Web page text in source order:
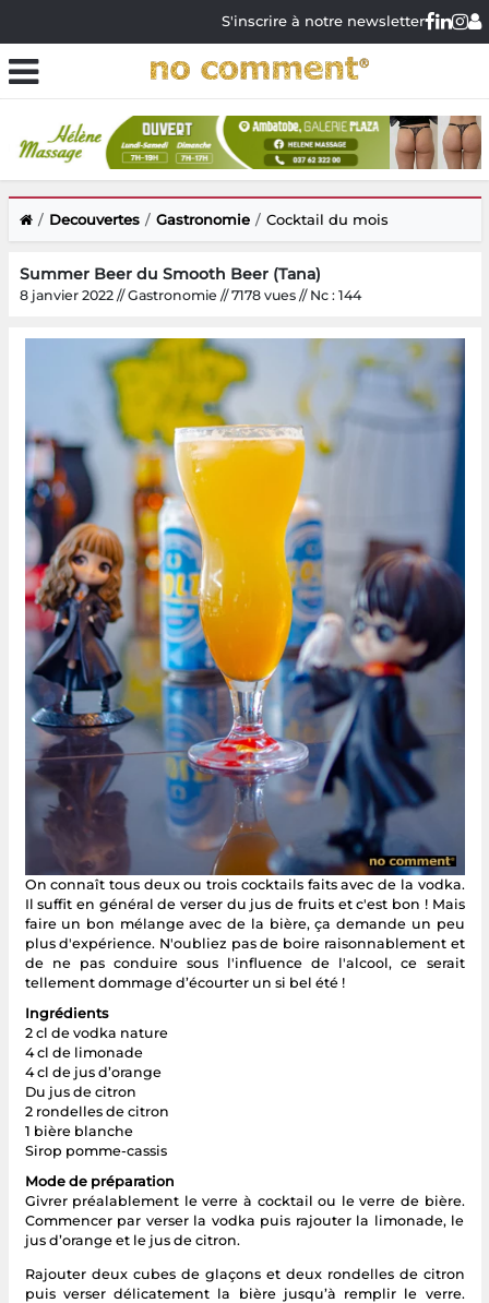
S'inscrire à notre newsletter
Decouvertes Gastronomie Cocktail du mois
Summer Beer du Smooth Beer (Tana)
8 janvier 2022 // Gastronomie // 7178 vues // Nc : 144
On connaît tous deux ou trois cocktails faits avec de la vodka.
Il suffit en général de verser du jus de fruits et c'est bon ! Mais
faire un bon mélange avec de la bière, ça demande un peu
plus d'expérience. N'oubliez pas de boire raisonnablement et
de ne pas conduire sous l'influence de l'alcool, ce serait
tellement dommage d’écourter un si bel été !
Ingrédients
2 cl de vodka nature
4 cl de limonade
4 cl de jus d’orange
Du jus de citron
2 rondelles de citron
1 bière blanche
Sirop pomme-cassis
Mode de préparation
Givrer préalablement le verre à cocktail ou le verre de bière.
Commencer par verser la vodka puis rajouter la limonade, le
jus d’orange et le jus de citron.
Rajouter deux cubes de glaçons et deux rondelles de citron
puis verser délicatement la bière jusqu’à remplir le verre.